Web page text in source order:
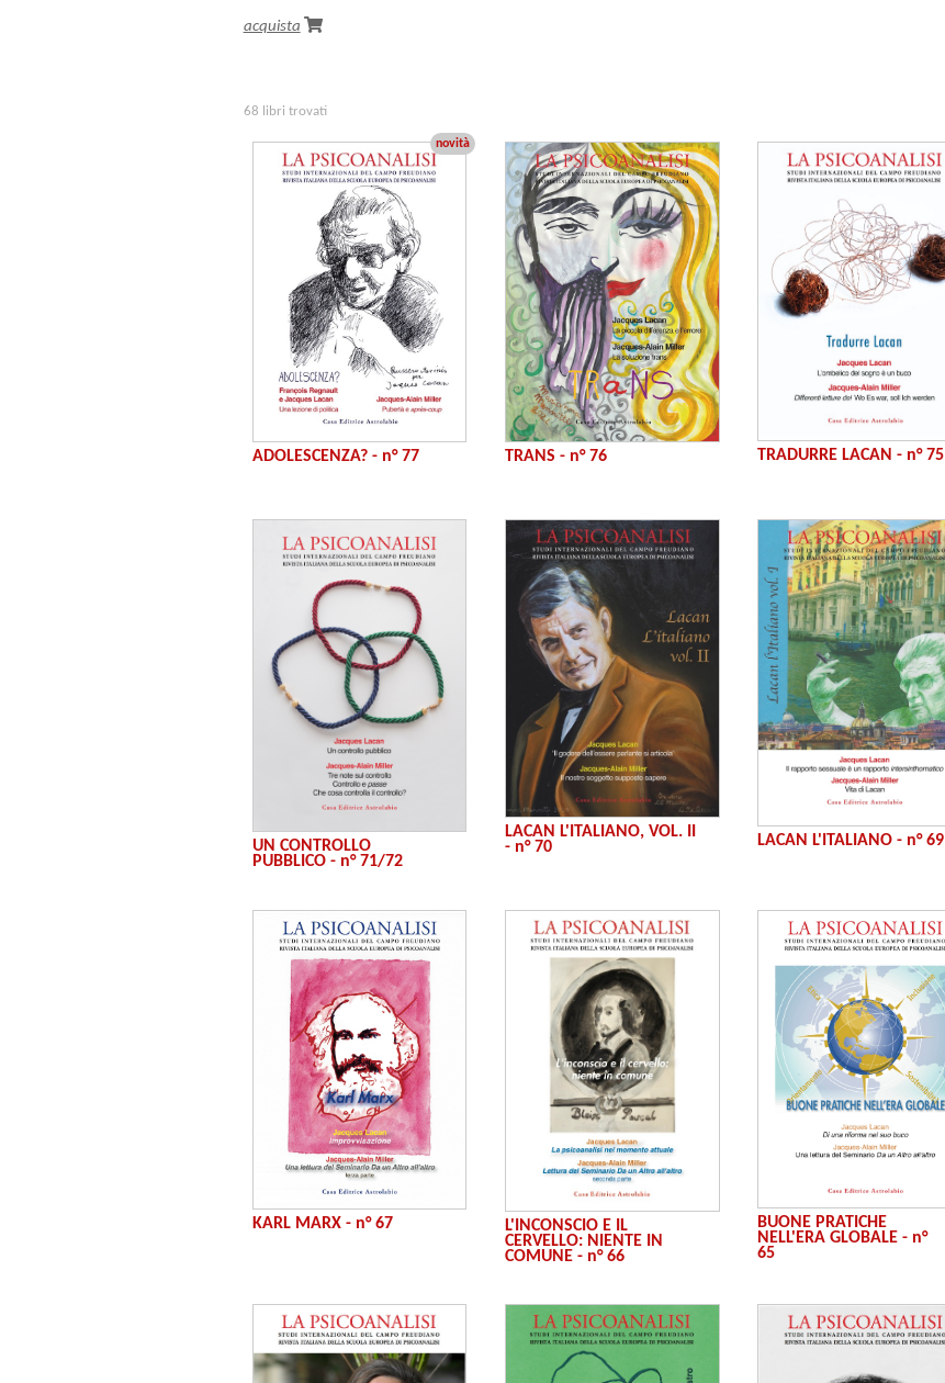
acquista
68 libri trovati
novità
ADOLESCENZA? - n° 77 TRANS - n° 76 TRADURRE LACAN - n° 75
UN CONTROLLO
PUBBLICO - n° 71/72
LACAN L'ITALIANO, VOL. II
- n° 70
LACAN L'ITALIANO - n° 69
KARL MARX - n° 67
L'INCONSCIO E IL
CERVELLO: NIENTE IN
COMUNE - n° 66
BUONE PRATICHE
NELL'ERA GLOBALE - n°
65